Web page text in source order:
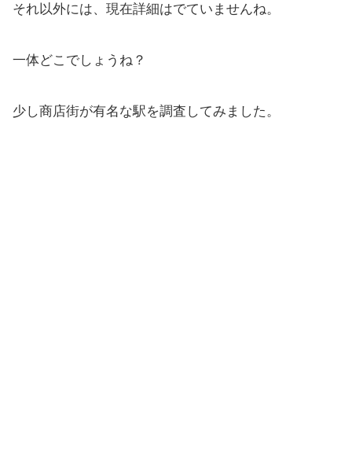
それ以外には、現在詳細はでていませんね。
一体どこでしょうね？
少し商店街が有名な駅を調査してみました。